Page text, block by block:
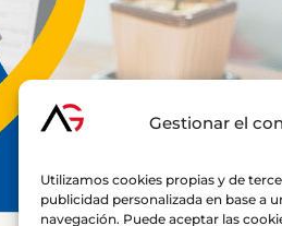
Gestionar el
Utilizamos cookies propias y de
publicidad personalizada en base a
navegación. Puede aceptar las